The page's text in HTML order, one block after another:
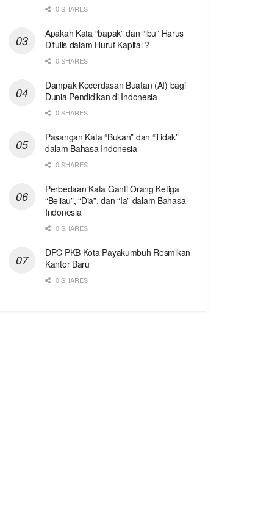
0 SHARES
Apakah Kata “bapak” dan “ibu” Harus
Ditulis dalam Huruf Kapital ?
0 SHARES
Dampak Kecerdasan Buatan (AI) bagi
Dunia Pendidikan di Indonesia
0 SHARES
Pasangan Kata “Bukan” dan “Tidak”
dalam Bahasa Indonesia
0 SHARES
Perbedaan Kata Ganti Orang Ketiga
“Beliau”, “Dia”, dan “Ia” dalam Bahasa
Indonesia
0 SHARES
DPC PKB Kota Payakumbuh Resmikan
Kantor Baru
0 SHARES